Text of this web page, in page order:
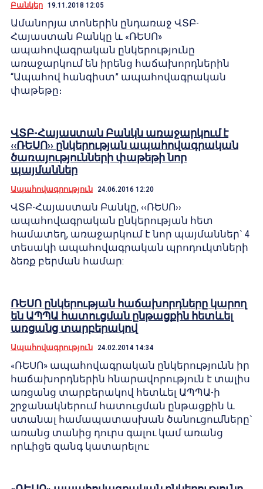
Բանկեր 19.11.2018 12:05
Ամանորյա տոներին ընդառաջ ՎՏԲ-
Հայաստան Բանկը և «ՌԵՍՈ»
ապահովագրական ընկերությունը
առաջարկում են իրենց հաճախորդներին
“Ապահով հանգիստ” ապահովագրական
փաթեթը։
ՎՏԲ-Հայաստան Բանկն առաջարկում է
‹‹ՌԵՍՈ›› ընկերության ապահովագրական
ծառայությունների փաթեթի նոր
պայմաններ
Ապահովագրություն 24.06.2016 12:20
ՎՏԲ-Հայաստան Բանկը, ‹‹ՌԵՍՈ››
ապահովագրական ընկերության հետ
համատեղ, առաջարկում է նոր պայմաններ` 4
տեսակի ապահովագրական պրոդուկտների
ձեռք բերման համար:
ՌԵՍՈ ընկերության հաճախորդները կարող
են ԱՊՊԱ հատուցման ընթացքին հետևել
առցանց տարբերակով
Ապահովագրություն 24.02.2014 14:34
«ՌԵՍՈ» ապահովագրական ընկերությունն իր
հաճախորդներին հնարավորություն է տալիս
առցանց տարբերակով հետևել ԱՊՊԱ-ի
շրջանակներում հատուցման ընթացքին և
ստանալ համապատասխան ծանուցումները`
առանց տանից դուրս գալու կամ առանց
որևիցե զանգ կատարելու: